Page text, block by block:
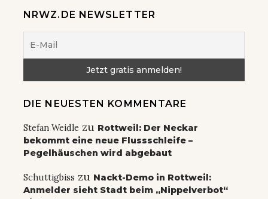
NRWZ.DE NEWSLETTER
DIE NEUESTEN KOMMENTARE
Stefan Weidle zu Rottweil: Der Neckar
bekommt eine neue Flussschleife –
Pegelhäuschen wird abgebaut
Schuttigbiss zu Nackt-Demo in Rottweil:
Anmelder sieht Stadt beim „Nippelverbot“